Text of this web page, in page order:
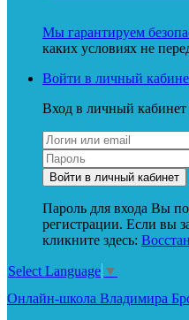
Мы гарантируем
каких условиях не
Войти в личный
Вход в личный
Пароль для входа Вы
регистрации. Если вы
кликните здесь:
Select Language ▼
Онлайн-школа Владимира